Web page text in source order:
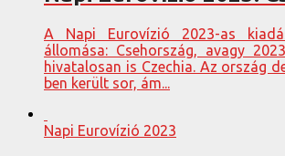
A Napi Eurovízió 2023-as
állomása: Csehország, avagy
hivatalosan is Czechia. Az ország
ben került sor, ám...
Napi Eurovízió 2023